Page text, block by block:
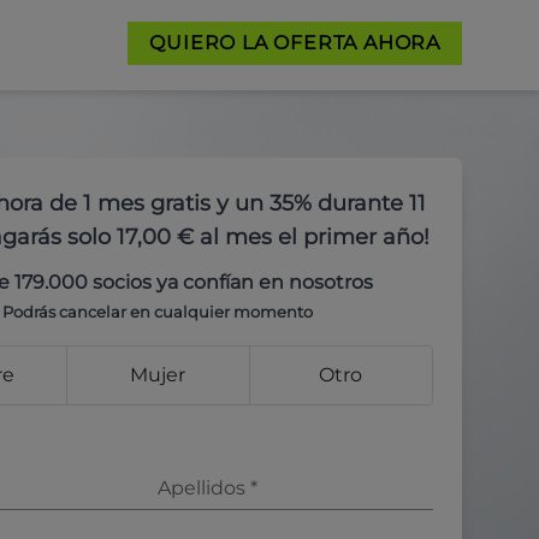
QUIERO LA OFERTA AHORA
de 1 mes gratis y un 35% durante 11
solo 17,00 € al mes el primer año!
179.000 socios ya confían en nosotros
Podrás cancelar en cualquier momento
Mujer Otro
Apellidos *